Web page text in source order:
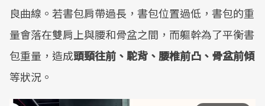
良曲線。若書包肩帶過長，書包位置過低，書包的重
量會落在雙肩上與腰和骨盆之間，而軀幹為了平衡書
包重量，造成頭頸往前、駝背、腰椎前凸、骨盆前傾
等狀況。